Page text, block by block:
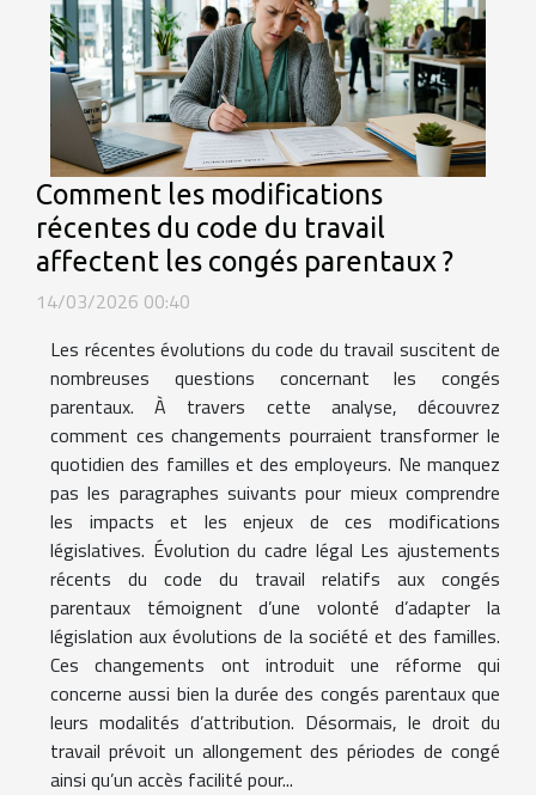
Comment les modifications
récentes du code du travail
affectent les congés parentaux ?
14/03/2026 00:40
Les récentes évolutions du code du travail suscitent de
nombreuses questions concernant les congés
parentaux. À travers cette analyse, découvrez
comment ces changements pourraient transformer le
quotidien des familles et des employeurs. Ne manquez
pas les paragraphes suivants pour mieux comprendre
les impacts et les enjeux de ces modifications
législatives. Évolution du cadre légal Les ajustements
récents du code du travail relatifs aux congés
parentaux témoignent d’une volonté d’adapter la
législation aux évolutions de la société et des familles.
Ces changements ont introduit une réforme qui
concerne aussi bien la durée des congés parentaux que
leurs modalités d’attribution. Désormais, le droit du
travail prévoit un allongement des périodes de congé
ainsi qu’un accès facilité pour...